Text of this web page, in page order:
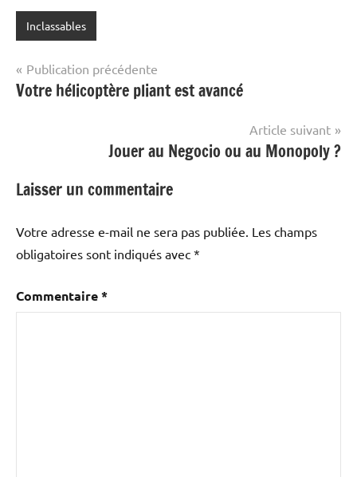
Inclassables
Navigation
de
Publication précédente
Votre hélicoptère pliant est avancé
Article suivant
Jouer au Negocio ou au Monopoly ?
Laisser un commentaire
Votre adresse e-mail ne sera pas publiée. Les champs
obligatoires sont indiqués avec *
Commentaire*